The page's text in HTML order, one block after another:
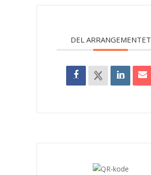
DEL ARRANGEMENTET